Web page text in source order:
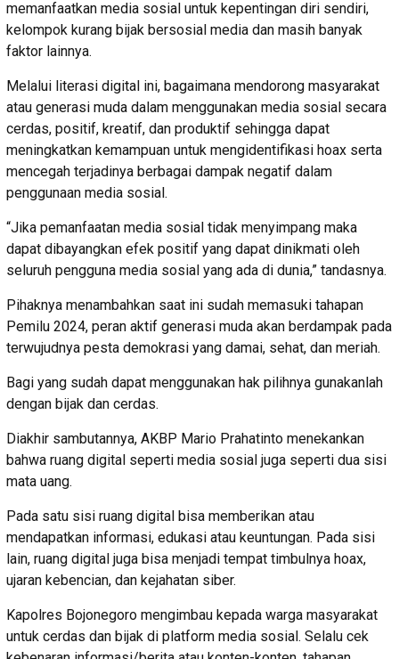
memanfaatkan media sosial untuk kepentingan diri sendiri,
kelompok kurang bijak bersosial media dan masih banyak
faktor lainnya.
Melalui literasi digital ini, bagaimana mendorong masyarakat
atau generasi muda dalam menggunakan media sosial secara
cerdas, positif, kreatif, dan produktif sehingga dapat
meningkatkan kemampuan untuk mengidentifikasi hoax serta
mencegah terjadinya berbagai dampak negatif dalam
penggunaan media sosial.
“Jika pemanfaatan media sosial tidak menyimpang maka
dapat dibayangkan efek positif yang dapat dinikmati oleh
seluruh pengguna media sosial yang ada di dunia,” tandasnya.
Pihaknya menambahkan saat ini sudah memasuki tahapan
Pemilu 2024, peran aktif generasi muda akan berdampak pada
terwujudnya pesta demokrasi yang damai, sehat, dan meriah.
Bagi yang sudah dapat menggunakan hak pilihnya gunakanlah
dengan bijak dan cerdas.
Diakhir sambutannya, AKBP Mario Prahatinto menekankan
bahwa ruang digital seperti media sosial juga seperti dua sisi
mata uang.
Pada satu sisi ruang digital bisa memberikan atau
mendapatkan informasi, edukasi atau keuntungan. Pada sisi
lain, ruang digital juga bisa menjadi tempat timbulnya hoax,
ujaran kebencian, dan kejahatan siber.
Kapolres Bojonegoro mengimbau kepada warga masyarakat
untuk cerdas dan bijak di platform media sosial. Selalu cek